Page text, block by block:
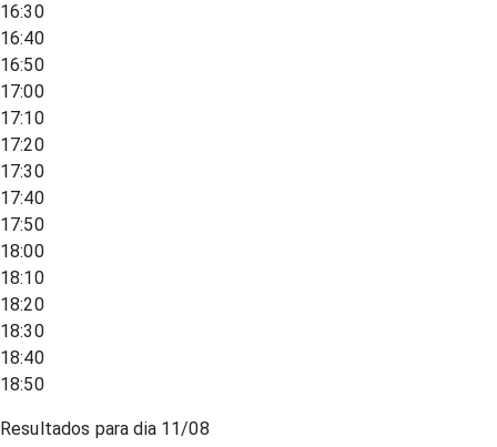
16:30
16:40
16:50
17:00
17:10
17:20
17:30
17:40
17:50
18:00
18:10
18:20
18:30
18:40
18:50
Resultados para dia 11/08